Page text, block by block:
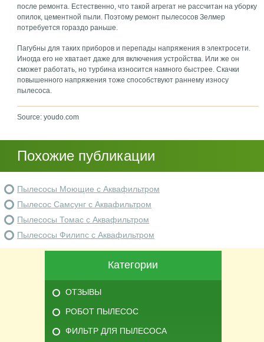
после ремонта. Естественно, что такой агрегат не рассчитан на уборку
опилок, цементной пыли. Поэтому ремонт пылесосов Зелмер
потребуется гораздо раньше.
Пагубны для таких приборов и перепады напряжения в электросети.
Иногда его не хватает даже для включения устройства. Или же он
сможет работать, но турбина износится намного быстрее. Скачки
повышенного напряжения тоже способствуют раннему износу
пылесоса.
Source: youdo.com
Похожие публикации
Пылесосы Моющие с Аквафильтром
Пылесос Самсунг с Аквафильтром
Пылесосы Томас с Аквафильтром
Пылесосы Филипс с Аквафильтром
Категории
ОТЗЫВЫ
РОБОТ ПЫЛЕСОС
ФИЛЬТР ДЛЯ ПЫЛЕСОСА